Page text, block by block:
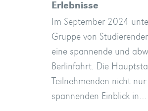
Erlebnisse
Im September 2024
Gruppe von
eine spannende und
Berlinfahrt. Die
Teilnehmenden nicht
spannenden Einblick in…